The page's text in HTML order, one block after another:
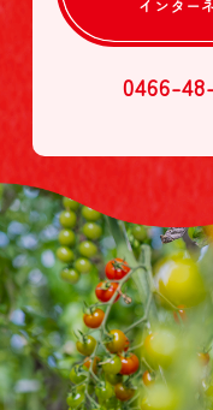
インター
0466-